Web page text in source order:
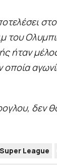
του
ήταν
δεν
Super League